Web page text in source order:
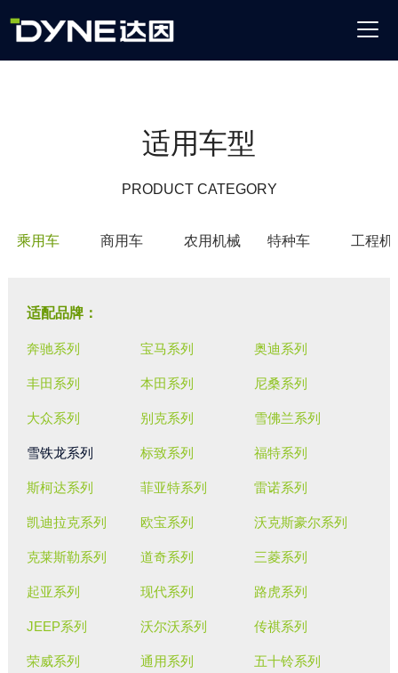
适用车型
PRODUCT CATEGORY
乘用车 商用车 农用机械 特种车 工程机
适配品牌：
奔驰系列 宝马系列 奥迪系列
丰田系列 本田系列 尼桑系列
大众系列 别克系列 雪佛兰系列
雪铁龙系列 标致系列 福特系列
斯柯达系列 菲亚特系列 雷诺系列
凯迪拉克系列 欧宝系列 沃克斯豪尔系列
克莱斯勒系列 道奇系列 三菱系列
起亚系列 现代系列 路虎系列
JEEP系列 沃尔沃系列 传祺系列
荣威系列 通用系列 五十铃系列